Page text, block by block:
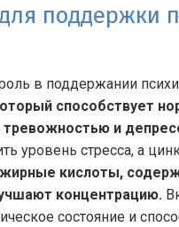
поддержки
в поддержании
способствует
тревожностью и
уровень стресса, а
кислоты,
концентрацию.
состояние и